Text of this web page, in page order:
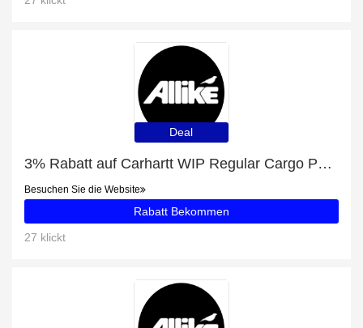
Deal
3% Rabatt auf Carhartt WIP Regular Cargo Pant (Grau)
Besuchen Sie die Website
Rabatt Bekommen
27 klickt